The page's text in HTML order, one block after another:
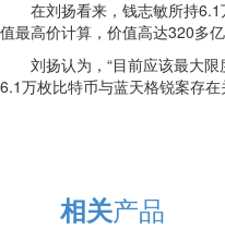
在刘扬看来，钱志敏所持6.1
值最高价计算，价值高达320多亿
刘扬认为，“目前应该最大限
6.1万枚比特币与蓝天格锐案存在
相关产品